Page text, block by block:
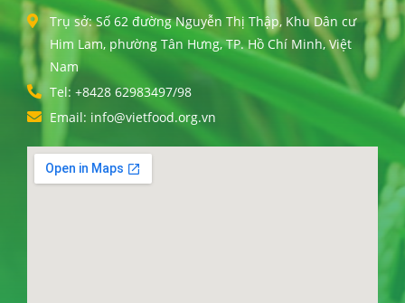
Trụ sở: Số 62 đường Nguyễn Thị Thập, Khu Dân cư
Him Lam, phường Tân Hưng, TP. Hồ Chí Minh, Việt
Nam
Tel: +8428 62983497/98
Email: info@vietfood.org.vn